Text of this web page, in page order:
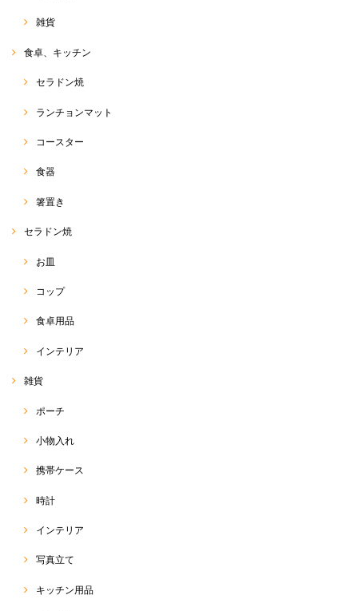
雑貨
食卓、キッチン
セラドン焼
ランチョンマット
コースター
食器
箸置き
セラドン焼
お皿
コップ
食卓用品
インテリア
雑貨
ポーチ
小物入れ
携帯ケース
時計
インテリア
写真立て
キッチン用品